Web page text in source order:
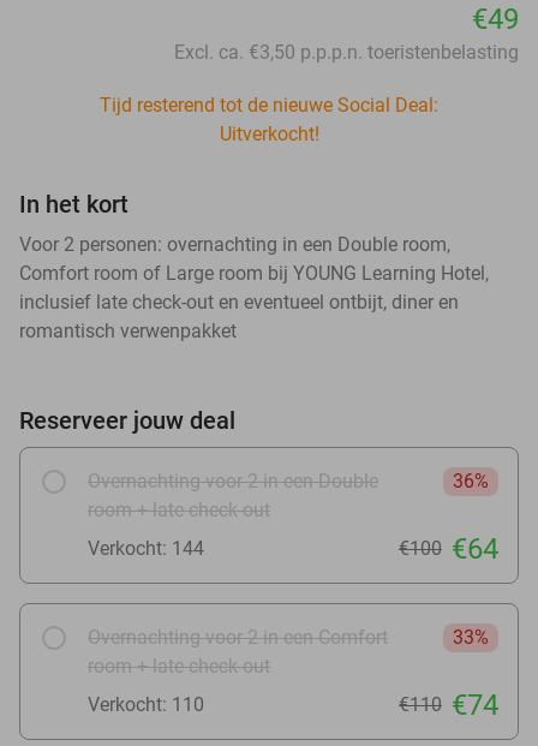
€49
Excl. ca. €3,50 p.p.p.n. toeristenbelasting
Tijd resterend tot de nieuwe Social Deal:
Uitverkocht!
In het kort
Voor 2 personen: overnachting in een Double room,
Comfort room of Large room bij YOUNG Learning Hotel,
inclusief late check-out en eventueel ontbijt, diner en
romantisch verwenpakket
Reserveer jouw deal
Overnachting voor 2 in een Double
room + late check-out
36%
Verkocht: 144 €100 €64
Overnachting voor 2 in een Comfort
room + late check-out
33%
Verkocht: 110 €110 €74